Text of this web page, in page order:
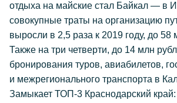
отдыха на майские стал Байкал — в
совокупные траты на организацию
выросли в 2,5 раза к 2019 году, до 58
Также на три четверти, до 14 млн
бронирования туров, авиабилетов,
и межрегионального транспорта в
Замыкает ТОП-3 Краснодарский